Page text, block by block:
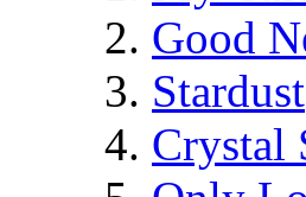
Good
Stardust
Crystal